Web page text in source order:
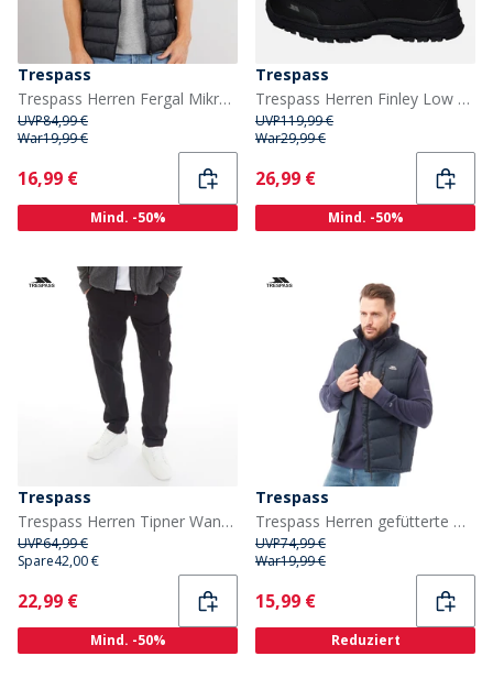
Trespass
Trespass Herren Fergal Mikro Stepp Weste Schwarz
UVP84,99 €
War19,99 €
Current
16,99 €
Mind. -50%
Trespass
Trespass Herren Finley Low Wasserdichte Wanderschuhe Schwarz / Goldbraun
UVP119,99 €
War29,99 €
Current
26,99 €
Mind. -50%
Trespass
Trespass Herren Tipner Wanderhose Schwarz
UVP64,99 €
Spare42,00 €
Current
22,99 €
Mind. -50%
Trespass
Trespass Herren gefütterte Weste Brecker Marineblau
UVP74,99 €
War19,99 €
Current
15,99 €
Reduziert